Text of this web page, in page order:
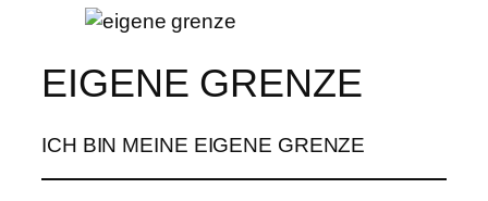
EIGENE GRENZE
ICH BIN MEINE EIGENE GRENZE